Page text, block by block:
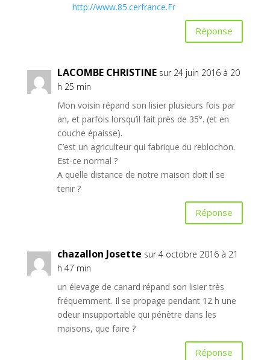
http://www.85.cerfrance.Fr
Réponse
LACOMBE CHRISTINE sur 24 juin 2016 à 20
h 25 min
Mon voisin répand son lisier plusieurs fois par
an, et parfois lorsqu’il fait près de 35°. (et en
couche épaisse).
C’est un agriculteur qui fabrique du reblochon.
Est-ce normal ?
A quelle distance de notre maison doit il se
tenir ?
Réponse
chazallon Josette sur 4 octobre 2016 à 21
h 47 min
un élevage de canard répand son lisier très
fréquemment. Il se propage pendant 12 h une
odeur insupportable qui pénètre dans les
maisons, que faire ?
Réponse